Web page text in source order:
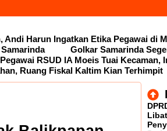
Andi Harun Ingatkan Etika Pegawai di
Golkar Samarinda
RSUD IA Moeis Tuai Kecaman,
Ruang Fiskal Kaltim Kian Terhimpit